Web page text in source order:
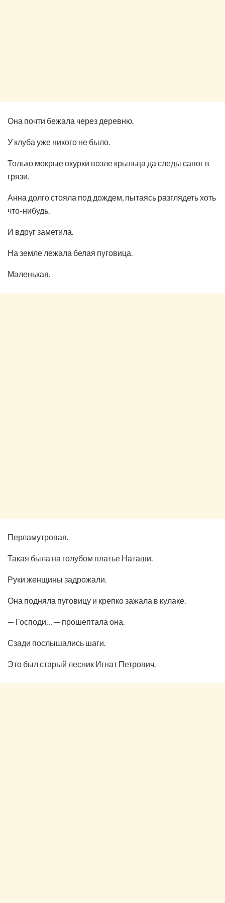
Она почти бежала через деревню.
У клуба уже никого не было.
Только мокрые окурки возле крыльца да следы сапог в
грязи.
Анна долго стояла под дождем, пытаясь разглядеть хоть
что-нибудь.
И вдруг заметила.
На земле лежала белая пуговица.
Маленькая.
Перламутровая.
Такая была на голубом платье Наташи.
Руки женщины задрожали.
Она подняла пуговицу и крепко зажала в кулаке.
— Господи… — прошептала она.
Сзади послышались шаги.
Это был старый лесник Игнат Петрович.